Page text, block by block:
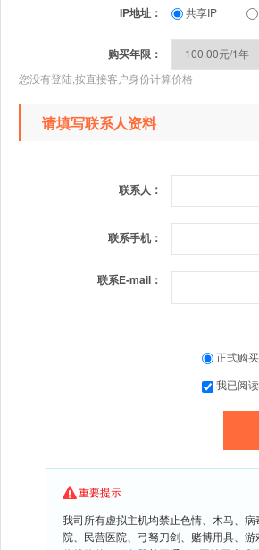
IP地址： 共享IP
购买年限：
您没有登陆,按直接客户身份计算价格
请填写联系人资料
联系人：
联系手机：
联系E-mail：
正式购买
我已阅
重要提示
我司所有虚拟主机均禁止色情、木马、
院、民营医院、弓驽刀剑、赌博用具、